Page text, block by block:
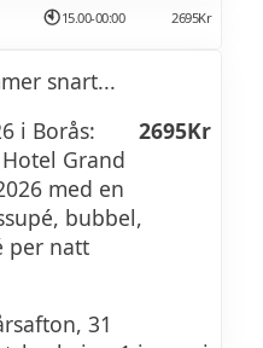
15.00-00:00 2695Kr
snart...
i Borås:
Grand
med en
bubbel,
per natt
2695Kr
31